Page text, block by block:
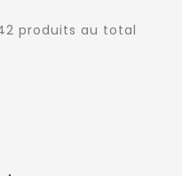
produits au total